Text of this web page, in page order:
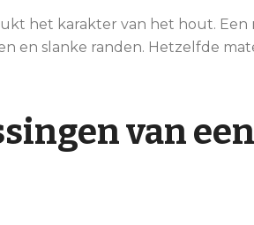
het karakter van het hout. Een
en slanke randen. Hetzelfde
van